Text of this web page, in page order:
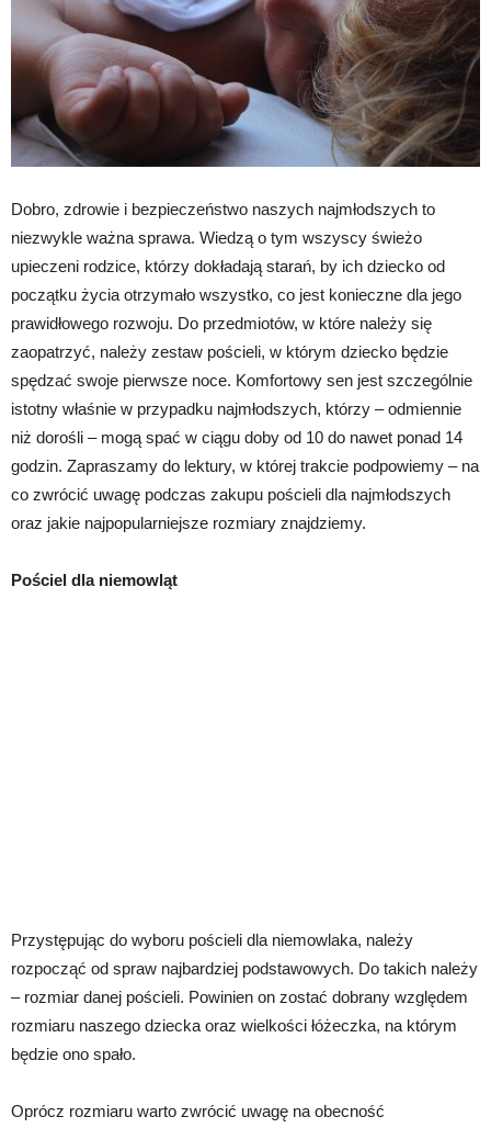
Dobro, zdrowie i bezpieczeństwo naszych najmłodszych to
niezwykle ważna sprawa. Wiedzą o tym wszyscy świeżo
upieczeni rodzice, którzy dokładają starań, by ich dziecko od
początku życia otrzymało wszystko, co jest konieczne dla jego
prawidłowego rozwoju. Do przedmiotów, w które należy się
zaopatrzyć, należy zestaw pościeli, w którym dziecko będzie
spędzać swoje pierwsze noce. Komfortowy sen jest szczególnie
istotny właśnie w przypadku najmłodszych, którzy – odmiennie
niż dorośli – mogą spać w ciągu doby od 10 do nawet ponad 14
godzin. Zapraszamy do lektury, w której trakcie podpowiemy – na
co zwrócić uwagę podczas zakupu pościeli dla najmłodszych
oraz jakie najpopularniejsze rozmiary znajdziemy.
Pościel dla niemowląt
Przystępując do wyboru pościeli dla niemowlaka, należy
rozpocząć od spraw najbardziej podstawowych. Do takich należy
– rozmiar danej pościeli. Powinien on zostać dobrany względem
rozmiaru naszego dziecka oraz wielkości łóżeczka, na którym
będzie ono spało.
Oprócz rozmiaru warto zwrócić uwagę na obecność